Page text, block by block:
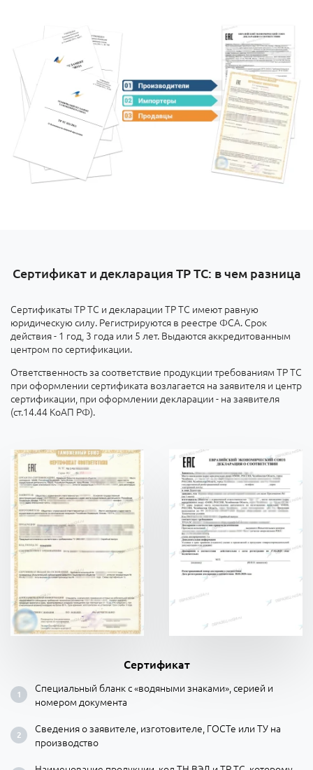
Сертификат и декларация ТР ТС: в чем разница
Сертификаты ТР ТС и декларации ТР ТС имеют равную
юридическую силу. Регистрируются в реестре ФСА. Срок
действия - 1 год, 3 года или 5 лет. Выдаются аккредитованным
центром по сертификации.
Ответственность за соответствие продукции требованиям ТР ТС
при оформлении сертификата возлагается на заявителя и центр
сертификации, при оформлении декларации - на заявителя
(ст.14.44 КоАП РФ).
Сертификат
Специальный бланк с «водяными знаками», серией и
номером документа
Сведения о заявителе, изготовителе, ГОСТе или ТУ на
производство